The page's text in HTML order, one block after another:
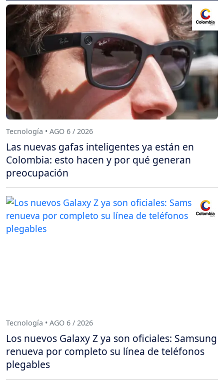
Tecnología • AGO 6 / 2026
Las nuevas gafas inteligentes ya están en
Colombia: esto hacen y por qué generan
preocupación
Tecnología • AGO 6 / 2026
Los nuevos Galaxy Z ya son oficiales: Samsung
renueva por completo su línea de teléfonos
plegables